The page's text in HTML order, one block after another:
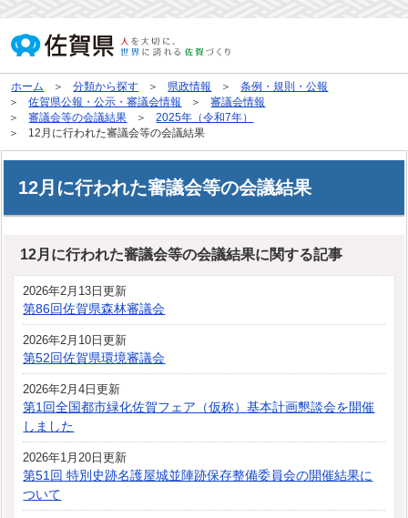
ホーム 分類から探す 県政情報
条例・規則・公報
佐賀県公報・公示・審議会情報
審議会情報
審議会等の会議結果
2025年（令和7年）
12月に行われた審議会等の会議結果
12月に行われた審議会等の会議結果
12月に行われた審議会等の会議結果に関する記事
2026年2月13日更新
第86回佐賀県森林審議会
2026年2月10日更新
第52回佐賀県環境審議会
2026年2月4日更新
第1回全国都市緑化佐賀フェア（仮称）基本計画懇談会を開催
しました
2026年1月20日更新
第51回 特別史跡名護屋城並陣跡保存整備委員会の開催結果に
ついて